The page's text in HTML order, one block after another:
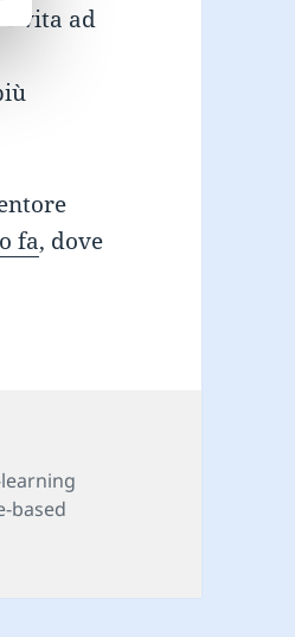
vita ad
fa, dove
case study
based